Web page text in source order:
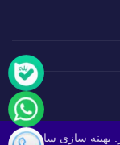
. بهینه سازی سایت :